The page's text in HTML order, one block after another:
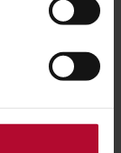
spoor